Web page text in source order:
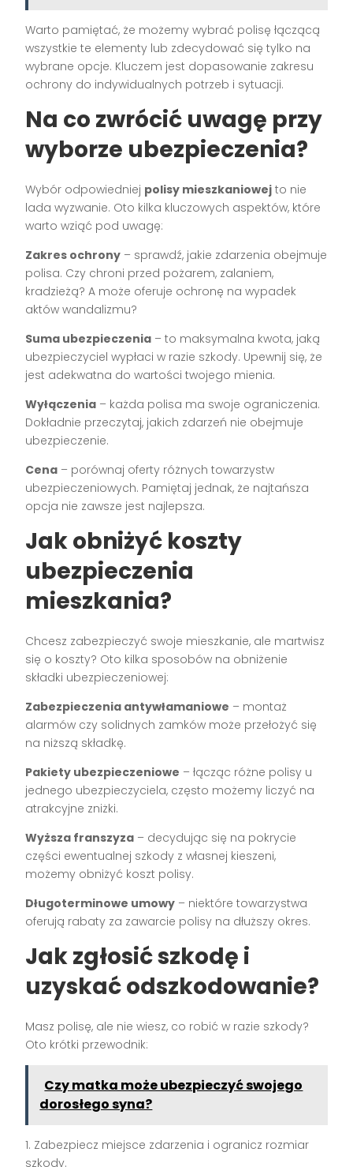
Warto pamiętać, że możemy wybrać polisę łączącą
wszystkie te elementy lub zdecydować się tylko na
wybrane opcje. Kluczem jest dopasowanie zakresu
ochrony do indywidualnych potrzeb i sytuacji.
Na co zwrócić uwagę przy
wyborze ubezpieczenia?
Wybór odpowiedniej polisy mieszkaniowej to nie
lada wyzwanie. Oto kilka kluczowych aspektów, które
warto wziąć pod uwagę:
Zakres ochrony – sprawdź, jakie zdarzenia obejmuje
polisa. Czy chroni przed pożarem, zalaniem,
kradzieżą? A może oferuje ochronę na wypadek
aktów wandalizmu?
Suma ubezpieczenia – to maksymalna kwota, jaką
ubezpieczyciel wypłaci w razie szkody. Upewnij się, że
jest adekwatna do wartości twojego mienia.
Wyłączenia – każda polisa ma swoje ograniczenia.
Dokładnie przeczytaj, jakich zdarzeń nie obejmuje
ubezpieczenie.
Cena – porównaj oferty różnych towarzystw
ubezpieczeniowych. Pamiętaj jednak, że najtańsza
opcja nie zawsze jest najlepsza.
Jak obniżyć koszty
ubezpieczenia
mieszkania?
Chcesz zabezpieczyć swoje mieszkanie, ale martwisz
się o koszty? Oto kilka sposobów na obniżenie
składki ubezpieczeniowej:
Zabezpieczenia antywłamaniowe – montaż
alarmów czy solidnych zamków może przełożyć się
na niższą składkę.
Pakiety ubezpieczeniowe – łącząc różne polisy u
jednego ubezpieczyciela, często możemy liczyć na
atrakcyjne zniżki.
Wyższa franszyza – decydując się na pokrycie
części ewentualnej szkody z własnej kieszeni,
możemy obniżyć koszt polisy.
Długoterminowe umowy – niektóre towarzystwa
oferują rabaty za zawarcie polisy na dłuższy okres.
Jak zgłosić szkodę i
uzyskać odszkodowanie?
Masz polisę, ale nie wiesz, co robić w razie szkody?
Oto krótki przewodnik:
Czy matka może ubezpieczyć swojego
dorosłego syna?
1. Zabezpiecz miejsce zdarzenia i ogranicz rozmiar
szkody.